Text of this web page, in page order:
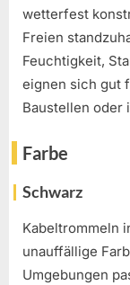
wetterfest
Freien
Feuchtigkeit,
eignen sich gut
Baustellen oder
Farbe
Schwarz
Kabeltrommeln
unauffällige
Umgebungen